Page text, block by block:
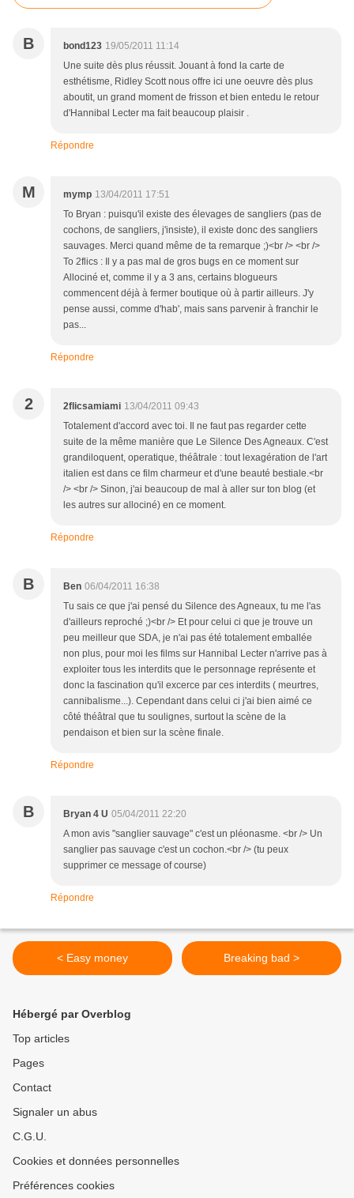
B bond123 19/05/2011 11:14
Une suite dès plus réussit. Jouant à fond la carte de
esthétisme, Ridley Scott nous offre ici une oeuvre dès plus
aboutit, un grand moment de frisson et bien entedu le retour
d'Hannibal Lecter ma fait beaucoup plaisir .
Répondre
M mymp 13/04/2011 17:51
To Bryan : puisqu'il existe des élevages de sangliers (pas de
cochons, de sangliers, j'insiste), il existe donc des sangliers
sauvages. Merci quand même de ta remarque ;)<br /> <br />
To 2flics : Il y a pas mal de gros bugs en ce moment sur
Allociné et, comme il y a 3 ans, certains blogueurs
commencent déjà à fermer boutique où à partir ailleurs. J'y
pense aussi, comme d'hab', mais sans parvenir à franchir le
pas...
Répondre
2 2flicsamiami 13/04/2011 09:43
Totalement d'accord avec toi. Il ne faut pas regarder cette
suite de la même manière que Le Silence Des Agneaux. C'est
grandiloquent, operatique, théâtrale : tout lexagération de l'art
italien est dans ce film charmeur et d'une beauté bestiale.<br
/> <br /> Sinon, j'ai beaucoup de mal à aller sur ton blog (et
les autres sur allociné) en ce moment.
Répondre
B Ben 06/04/2011 16:38
Tu sais ce que j'ai pensé du Silence des Agneaux, tu me l'as
d'ailleurs reproché ;)<br /> Et pour celui ci que je trouve un
peu meilleur que SDA, je n'ai pas été totalement emballée
non plus, pour moi les films sur Hannibal Lecter n'arrive pas à
exploiter tous les interdits que le personnage représente et
donc la fascination qu'il excerce par ces interdits ( meurtres,
cannibalisme...). Cependant dans celui ci j'ai bien aimé ce
côté théâtral que tu soulignes, surtout la scène de la
pendaison et bien sur la scène finale.
Répondre
B Bryan 4 U 05/04/2011 22:20
A mon avis "sanglier sauvage" c'est un pléonasme. <br /> Un
sanglier pas sauvage c'est un cochon.<br /> (tu peux
supprimer ce message of course)
Répondre
< Easy money Breaking bad >
Hébergé par Overblog
Top articles
Pages
Contact
Signaler un abus
C.G.U.
Cookies et données personnelles
Préférences cookies